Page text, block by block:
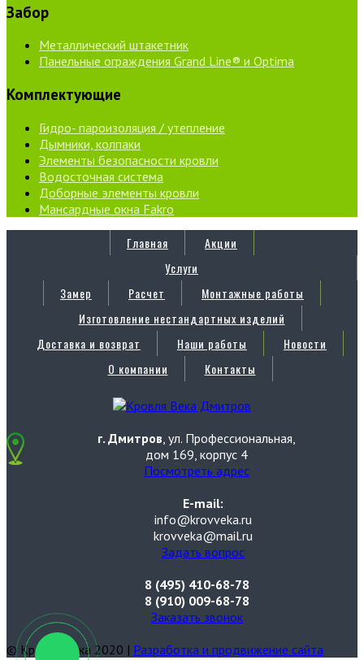
Забор
Металлический штакетник
Панельные ограждения Grand Line® и Optima
Комплектующие
Гидро- пароизоляция / утепление
Дымники, колпаки
Элементы безопасности кровли
Водосточная система
Доборные элементы кровли
Мансардные окна Fakro
Главная
Акции
Услуги
Замер
Расчет
Монтажные работы
Изготовление нестандартных изделий
Доставка и возврат
Наши работы
Новости
О компании
Контакты
г. Дмитров , ул. Профессиональная,
дом 169, корпус 4
Посмотреть адрес
E-mail:
info@krovveka.ru
krovveka@mail.ru
Задать вопрос
8 (495) 410-68-78
8 (910) 009-68-78
Заказать звонок
© Кровля Века 2020 | Разработка и продвижение сайта